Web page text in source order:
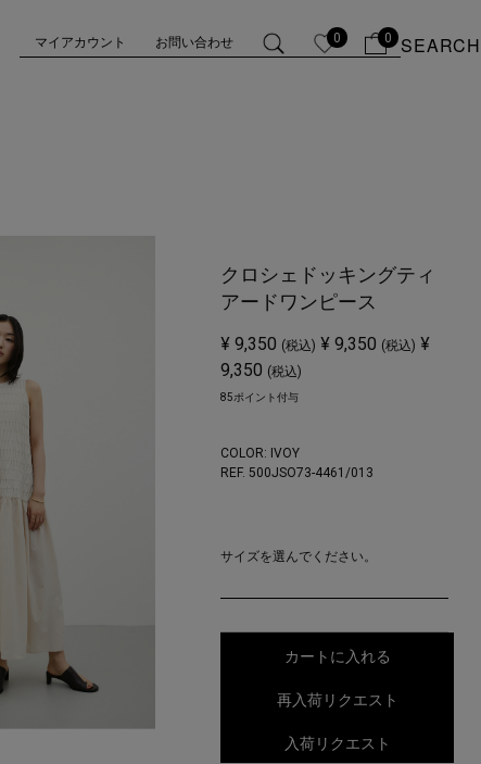
マイアカウント お問い合わせ 0 0 SEARCH
クロシェドッキングティ
アードワンピース
¥ 9,350 (税込) ¥ 9,350 (税込) ¥
9,350 (税込)
85ポイント付与
COLOR: IVOY
REF. 500JSO73-4461/013
サイズを選んでください。
カートに入れる
再入荷リクエスト
入荷リクエスト